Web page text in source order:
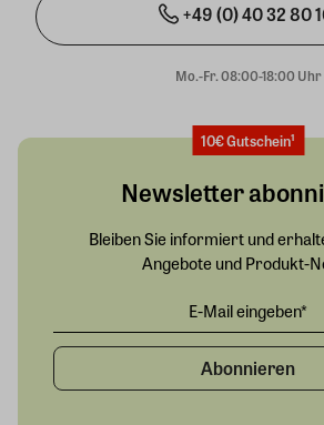
+49 (0) 40 32 80
Mo.-Fr. 08:00-18:00 Uhr
10€ Gutschein¹
Newsletter
Bleiben Sie informiert und
Angebote und Produkt-
Abonnieren